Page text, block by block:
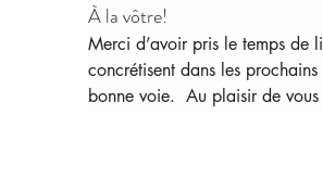
À la vôtre!
Merci d’avoir pris le temps de
concrétisent dans les
bonne voie.  Au plaisir de